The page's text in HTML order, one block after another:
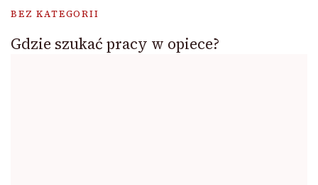
BEZ KATEGORII
Gdzie szukać pracy w opiece?